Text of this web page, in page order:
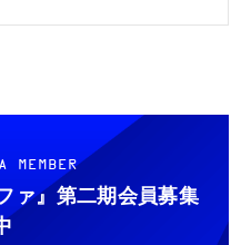
MEMBER
ァ』 第二期会員募集